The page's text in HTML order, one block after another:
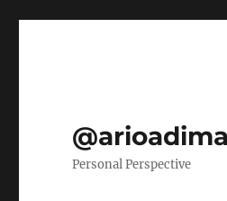
Personal Perspective